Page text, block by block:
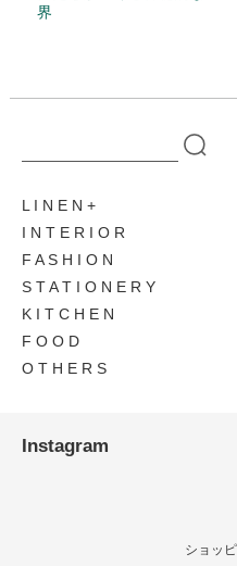
界
L I N E N
I N T E R I O R
F A S H I O N
S T A T I O N E R Y
K I T C H E N
F O O D
O T H E R S
Instagram
ショッ